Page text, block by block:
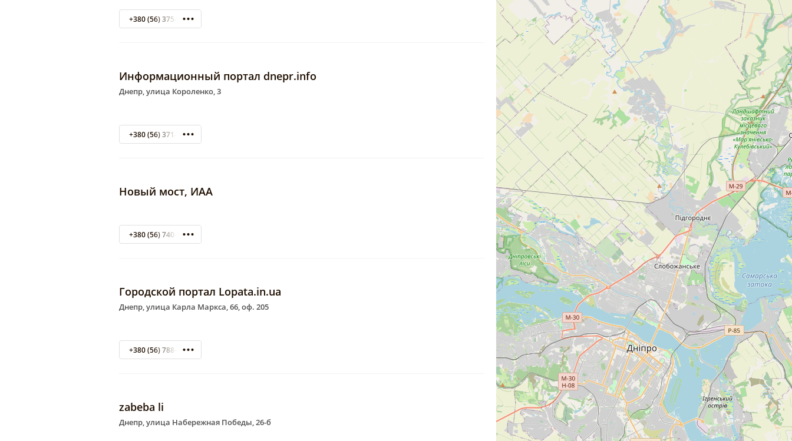
+380 (56) 375-88-76
Информационный портал dnepr.info
Днепр, улица Короленко, 3
+380 (56) 371-28-55
Новый мост, ИАА
+380 (56) 740-32-29
Городской портал Lopata.in.ua
Днепр, улица Карла Маркса, 66, оф. 205
+380 (56) 788-58-82
zabeba li
Днепр, улица Набережная Победы, 26-б